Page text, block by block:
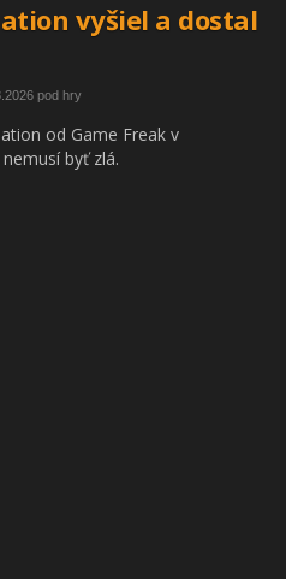
vyšiel a dostal
pod hry
od Game Freak v
byť zlá.